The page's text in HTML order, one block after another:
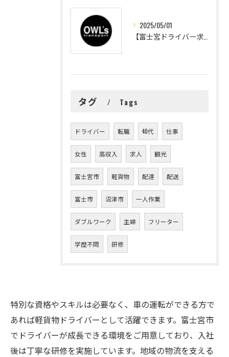
2025/05/01
タグ Tags
ドライバー 転職 40代 仕事
女性 高収入 求人 観光
富士宮市 軽貨物 配達 配送
富士市 沼津市 一人作業
ダブルワーク 主婦 フリーター
学歴不問 研修
特別な資格やスキルは必要なく、車の運転ができる方で
あれば軽貨物ドライバーとして活躍できます。富士宮市
でドライバーが成長できる環境をご用意しており、入社
後は丁寧な研修を実施しています。地域の物流を支える